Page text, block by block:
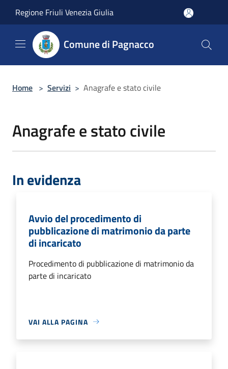
Regione Friuli Venezia Giulia
Comune di Pagnacco
Home > Servizi > Anagrafe e stato civile
Anagrafe e stato civile
In evidenza
Avvio del procedimento di
pubblicazione di matrimonio da parte
di incaricato
Procedimento di pubblicazione di matrimonio da
parte di incaricato
VAI ALLA PAGINA